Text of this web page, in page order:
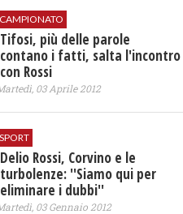
CAMPIONATO
Tifosi, più delle parole
contano i fatti, salta l'incontro
con Rossi
03 Aprile 2012
SPORT
Delio Rossi, Corvino e le
turbolenze: ''Siamo qui per
eliminare i dubbi''
03 Gennaio 2012